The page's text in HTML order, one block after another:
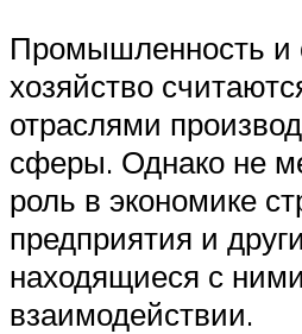
Промышленность и
хозяйство
отраслями
сферы. Однако не
роль в экономике
предприятия и
находящиеся с
взаимодействии.